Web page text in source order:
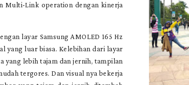
Multi-Link operation dengan kinerja
layar Samsung AMOLED 165 Hz
yang luar biasa. Kelebihan dari layar
yang lebih tajam dan jernih, tampilan
tergores. Dan visual nya bekerja